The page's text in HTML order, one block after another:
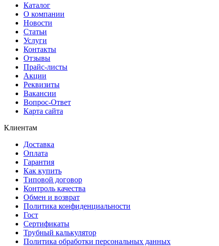
Каталог
О компании
Новости
Статьи
Услуги
Контакты
Отзывы
Прайс-листы
Акции
Реквизиты
Вакансии
Вопрос-Ответ
Карта сайта
Клиентам
Доставка
Оплата
Гарантия
Как купить
Типовой договор
Контроль качества
Обмен и возврат
Политика конфиденциальности
Гост
Сертификаты
Трубный калькулятор
Политика обработки персональных данных